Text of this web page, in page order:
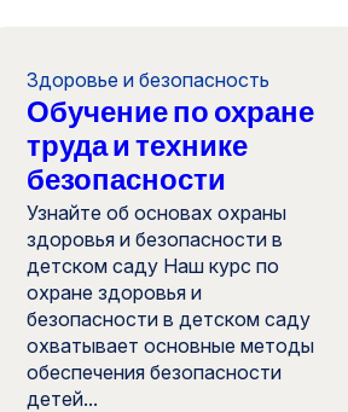
Обучение по охране
труда и технике
безопасности
Здоровье и безопасность
Узнайте об основах охраны
здоровья и безопасности в
детском саду Наш курс по
охране здоровья и
безопасности в детском саду
охватывает основные методы
обеспечения безопасности
детей...